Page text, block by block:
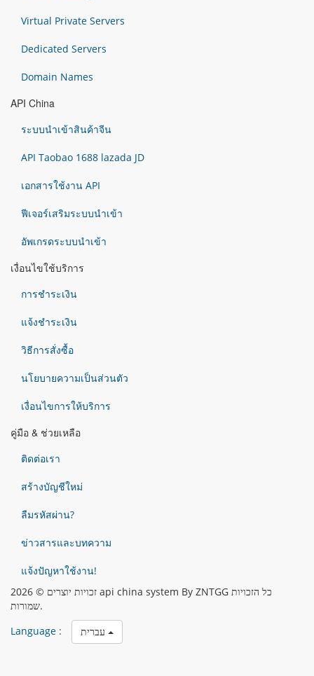
Virtual Private Servers
Dedicated Servers
Domain Names
API China
ระบบนำเข้าสินค้าจีน
API Taobao 1688 lazada JD
เอกสารใช้งาน API
ฟีเจอร์เสริมระบบนำเข้า
อัพเกรดระบบนำเข้า
เงื่อนไขใช้บริการ
การชำระเงิน
แจ้งชำระเงิน
วิธีการสั่งซื้อ
นโยบายความเป็นส่วนตัว
เงื่อนไขการให้บริการ
คู่มือ & ช่วยเหลือ
ติดต่อเรา
สร้างบัญชีใหม่
ลืมรหัสผ่าน?
ข่าวสารและบทความ
แจ้งปัญหาใช้งาน!
זכויות יוצרים © 2026 api china system By ZNTGG כל הזכויות
שמורות.
Language :